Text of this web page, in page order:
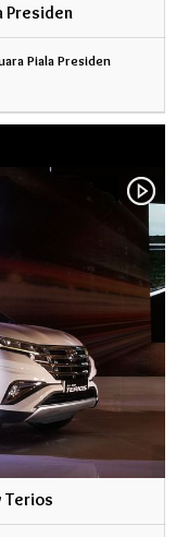
Presiden
Piala Presiden
Terios